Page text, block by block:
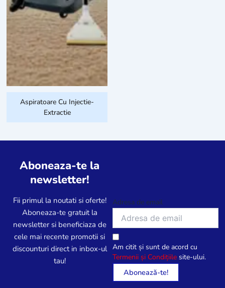
Aspiratoare Cu Injectie-
Extractie
Aboneaza-te la
newsletter!
Fii primul la noutati si oferte!
Aboneaza-te gratuit la
newsletter si beneficiaza de
cele mai recente promotii si
discounturi direct in inbox-ul
tau!
Adresa de email
Am citit și sunt de acord cu
Termenii și Condițiile site-ului.